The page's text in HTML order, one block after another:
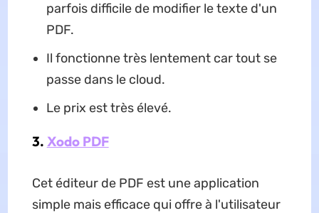
parfois difficile de modifier le texte d'un
PDF.
Il fonctionne très lentement car tout se
passe dans le cloud.
Le prix est très élevé.
3. Xodo PDF
Cet éditeur de PDF est une application
simple mais efficace qui offre à l'utilisateur